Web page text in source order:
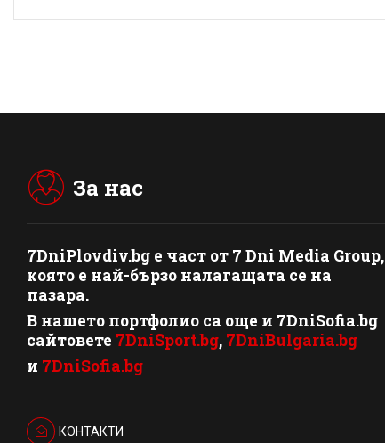
За нас
7DniPlovdiv.bg e част от 7 Dni Media Group,
която е най-бързо налагащата се на
пазара.
В нашето портфолио са още и 7DniSofia.bg
сайтовете 7DniSport.bg, 7DniBulgaria.bg
и 7DniSofia.bg
КОНТАКТИ